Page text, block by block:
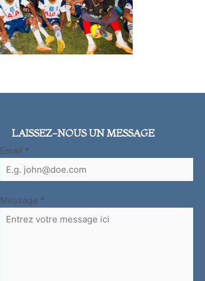
LAISSEZ-NOUS UN MESSAGE
Email *
Message *